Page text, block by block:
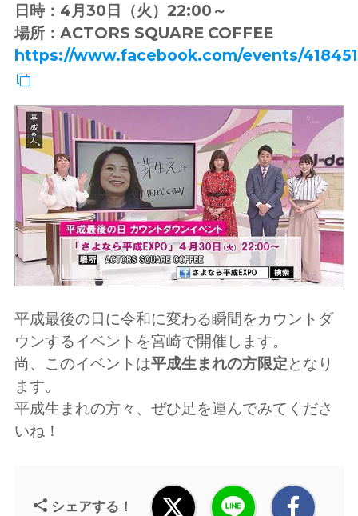
日時：4月30日（火）22:00～
場所：ACTORS SQUARE COFFEE
https://www.facebook.com/events/
平成最後の日に令和に変わる瞬間をカウントダ
ウンするイベントを宮崎で開催します。
尚、このイベントは平成生まれの方限定となり
ます。
平成生まれの方々、ぜひ足を運んでみてくださ
いね！
シェアする！